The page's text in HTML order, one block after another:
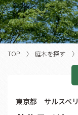
TOP 庭木を探す
東京都 サルスベリ